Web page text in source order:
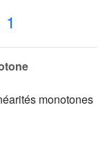
monotones